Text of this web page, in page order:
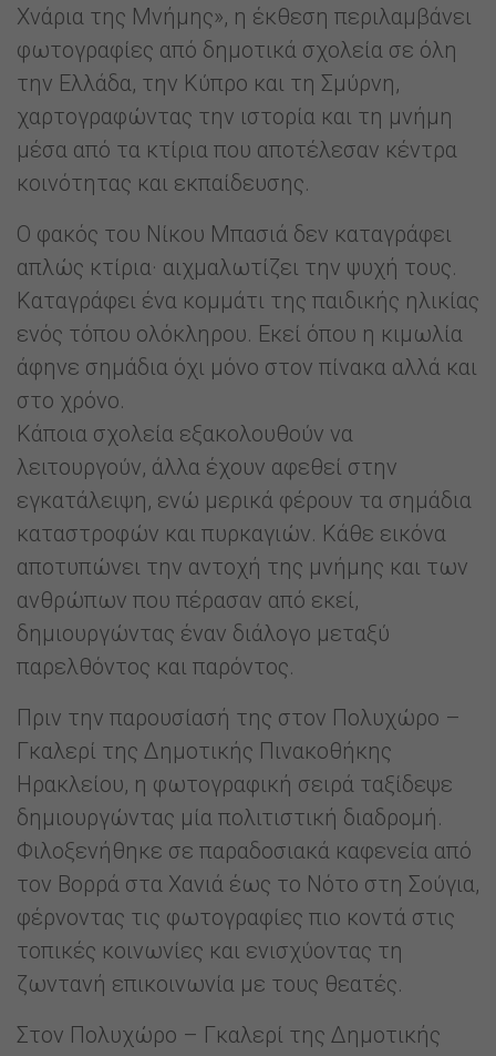
Χνάρια της Μνήμης», η έκθεση περιλαμβάνει
φωτογραφίες από δημοτικά σχολεία σε όλη
την Ελλάδα, την Κύπρο και τη Σμύρνη,
χαρτογραφώντας την ιστορία και τη μνήμη
μέσα από τα κτίρια που αποτέλεσαν κέντρα
κοινότητας και εκπαίδευσης.
Ο φακός του Νίκου Μπασιά δεν καταγράφει
απλώς κτίρια· αιχμαλωτίζει την ψυχή τους.
Καταγράφει ένα κομμάτι της παιδικής ηλικίας
ενός τόπου ολόκληρου. Εκεί όπου η κιμωλία
άφηνε σημάδια όχι μόνο στον πίνακα αλλά και
στο χρόνο.
Κάποια σχολεία εξακολουθούν να
λειτουργούν, άλλα έχουν αφεθεί στην
εγκατάλειψη, ενώ μερικά φέρουν τα σημάδια
καταστροφών και πυρκαγιών. Κάθε εικόνα
αποτυπώνει την αντοχή της μνήμης και των
ανθρώπων που πέρασαν από εκεί,
δημιουργώντας έναν διάλογο μεταξύ
παρελθόντος και παρόντος.
Πριν την παρουσίασή της στον Πολυχώρο –
Γκαλερί της Δημοτικής Πινακοθήκης
Ηρακλείου, η φωτογραφική σειρά ταξίδεψε
δημιουργώντας μία πολιτιστική διαδρομή.
Φιλοξενήθηκε σε παραδοσιακά καφενεία από
τον Βορρά στα Χανιά έως το Νότο στη Σούγια,
φέρνοντας τις φωτογραφίες πιο κοντά στις
τοπικές κοινωνίες και ενισχύοντας τη
ζωντανή επικοινωνία με τους θεατές.
Στον Πολυχώρο – Γκαλερί της Δημοτικής